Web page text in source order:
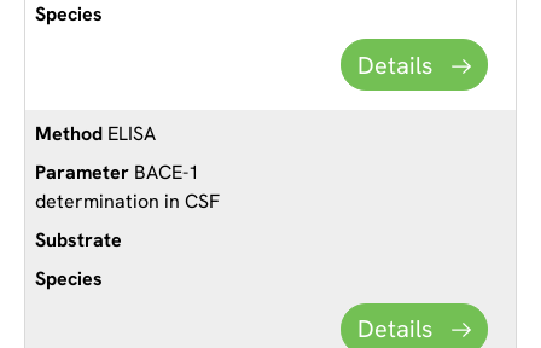
Details
ELISA
BACE-1
determination in CSF
Details